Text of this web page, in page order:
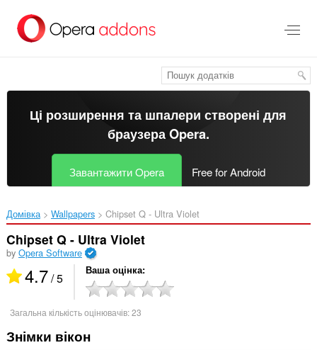
основного
Ці розширення та шпалери створені для
браузера Opera.
Завантажити Opera Free for Android
Домівка Wallpapers Chipset Q - Ultra Violet‎
Chipset Q - Ultra Violet
by Opera Software
4.7/ 5 Ваша оцінка
Загальна кількість оцінювачів:23
Знімки вікон